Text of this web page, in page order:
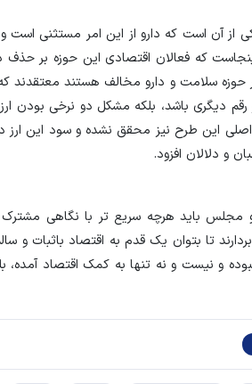
آن است که دارو از این امر مستثنی است و
که فعالان اقتصادی این حوزه بر حذف
حوزه سلامت و دارو مخالف هستند معتقدند
تومان یا هر رقم دیگری باشد، بلکه مشکل دو نرخی
این طرح نیز محقق نشده و سود این ارز
و دلالان افزود.
تا بتوان یک قدم به اقتصاد باثبات و
و نیست و نه تنها به کمک اقتصاد